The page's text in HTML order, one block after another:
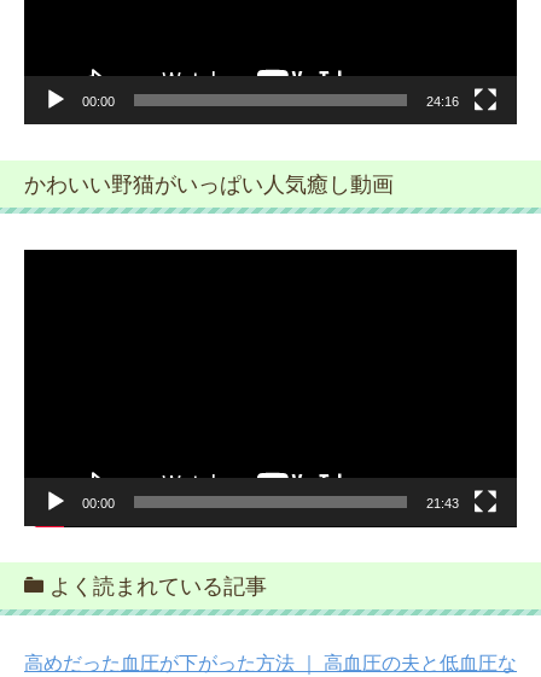
00:00 24:16
かわいい野猫がいっぱい人気癒し動画
00:00 21:43
よく読まれている記事
高めだった血圧が下がった方法 ｜ 高血圧の夫と低血圧な